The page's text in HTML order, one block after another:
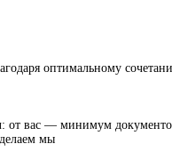
оптимальному
от вас — минимум
мы